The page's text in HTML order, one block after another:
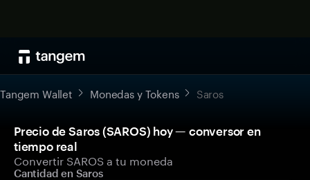
Tangem Wallet Monedas y Tokens Saros
Precio de Saros (SAROS) hoy — conversor en
tiempo real
Convertir SAROS a tu moneda
Cantidad en Saros